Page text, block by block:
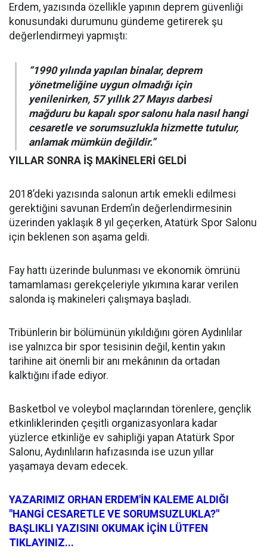
Erdem, yazısında özellikle yapının deprem güvenliği
konusundaki durumunu gündeme getirerek şu
değerlendirmeyi yapmıştı:
“1990 yılında yapılan binalar, deprem
yönetmeliğine uygun olmadığı için
yenilenirken, 57 yıllık 27 Mayıs darbesi
mağduru bu kapalı spor salonu hala nasıl hangi
cesaretle ve sorumsuzlukla hizmette tutulur,
anlamak mümkün değildir.”
YILLAR SONRA İŞ MAKİNELERİ GELDİ
2018’deki yazısında salonun artık emekli edilmesi
gerektiğini savunan Erdem’in değerlendirmesinin
üzerinden yaklaşık 8 yıl geçerken, Atatürk Spor Salonu
için beklenen son aşama geldi.
Fay hattı üzerinde bulunması ve ekonomik ömrünü
tamamlaması gerekçeleriyle yıkımına karar verilen
salonda iş makineleri çalışmaya başladı.
Tribünlerin bir bölümünün yıkıldığını gören Aydınlılar
ise yalnızca bir spor tesisinin değil, kentin yakın
tarihine ait önemli bir anı mekânının da ortadan
kalktığını ifade ediyor.
Basketbol ve voleybol maçlarından törenlere, gençlik
etkinliklerinden çeşitli organizasyonlara kadar
yüzlerce etkinliğe ev sahipliği yapan Atatürk Spor
Salonu, Aydınlıların hafızasında ise uzun yıllar
yaşamaya devam edecek.
YAZARIMIZ ORHAN ERDEM'İN KALEME ALDIĞI
"HANGİ CESARETLE VE SORUMSUZLUKLA?"
BAŞLIKLI YAZISINI OKUMAK İÇİN LÜTFEN
TIKLAYINIZ...